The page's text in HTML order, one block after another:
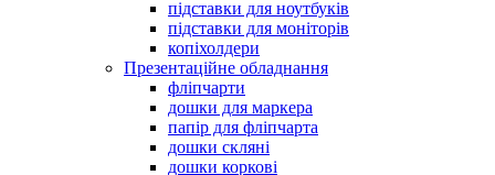
підставки для ноутбуків
підставки для моніторів
копіхолдери
Презентаційне обладнання
фліпчарти
дошки для маркера
папір для фліпчарта
дошки скляні
дошки коркові